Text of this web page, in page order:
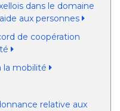
dans le domaine
aux personnes
de coopération
la mobilité
relative aux